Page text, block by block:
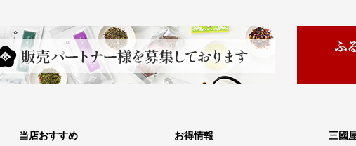
当店おすすめ
お得情報
三國